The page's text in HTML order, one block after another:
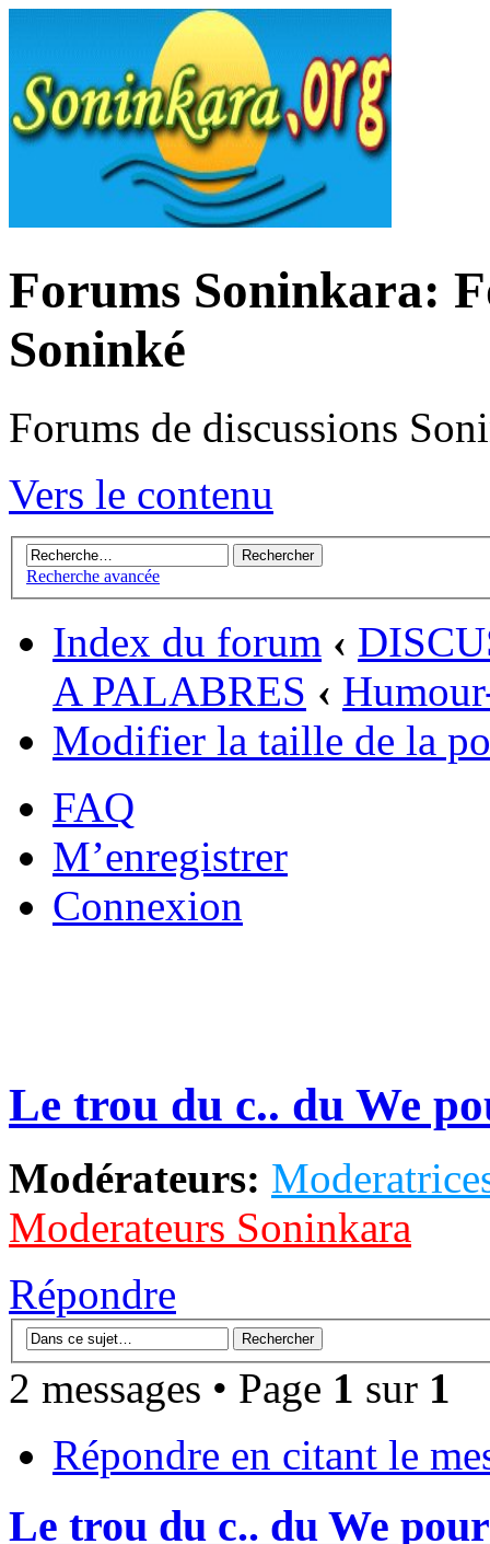
Forums Soninkara:
Soninké
Forums de discussions
Vers le contenu
Recherche avancée
Index du forum ‹
A PALABRES ‹
Modifier la taille de la
FAQ
M’enregistrer
Connexion
Le trou du c.. du We
Modérateurs:
Moderateurs Soninkara
Répondre
2 messages • Page 1 sur 1
Répondre en citant le
Le trou du c.. du We